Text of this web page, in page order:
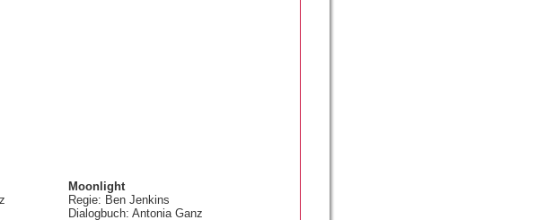
Moonlight
Regie: Ben Jenkins
Dialogbuch: Antonia Ganz